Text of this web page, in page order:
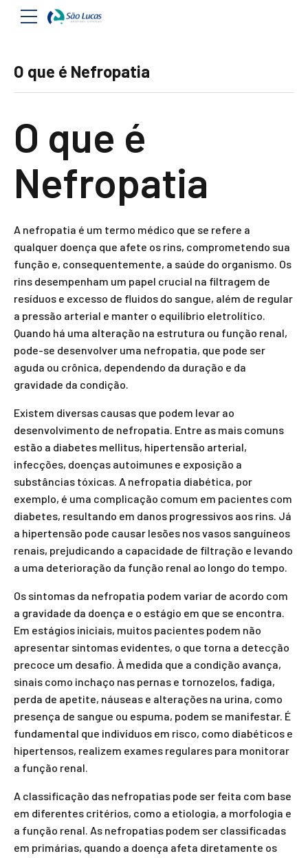
O que é Nefropatia
O que é
Nefropatia
A nefropatia é um termo médico que se refere a
qualquer doença que afete os rins, comprometendo sua
função e, consequentemente, a saúde do organismo. Os
rins desempenham um papel crucial na filtragem de
resíduos e excesso de fluidos do sangue, além de regular
a pressão arterial e manter o equilíbrio eletrolítico.
Quando há uma alteração na estrutura ou função renal,
pode-se desenvolver uma nefropatia, que pode ser
aguda ou crônica, dependendo da duração e da
gravidade da condição.
Existem diversas causas que podem levar ao
desenvolvimento de nefropatia. Entre as mais comuns
estão a diabetes mellitus, hipertensão arterial,
infecções, doenças autoimunes e exposição a
substâncias tóxicas. A nefropatia diabética, por
exemplo, é uma complicação comum em pacientes com
diabetes, resultando em danos progressivos aos rins. Já
a hipertensão pode causar lesões nos vasos sanguíneos
renais, prejudicando a capacidade de filtração e levando
a uma deterioração da função renal ao longo do tempo.
Os sintomas da nefropatia podem variar de acordo com
a gravidade da doença e o estágio em que se encontra.
Em estágios iniciais, muitos pacientes podem não
apresentar sintomas evidentes, o que torna a detecção
precoce um desafio. À medida que a condição avança,
sinais como inchaço nas pernas e tornozelos, fadiga,
perda de apetite, náuseas e alterações na urina, como
presença de sangue ou espuma, podem se manifestar. É
fundamental que indivíduos em risco, como diabéticos e
hipertensos, realizem exames regulares para monitorar
a função renal.
A classificação das nefropatias pode ser feita com base
em diferentes critérios, como a etiologia, a morfologia e
a função renal. As nefropatias podem ser classificadas
em primárias, quando a doença afeta diretamente os